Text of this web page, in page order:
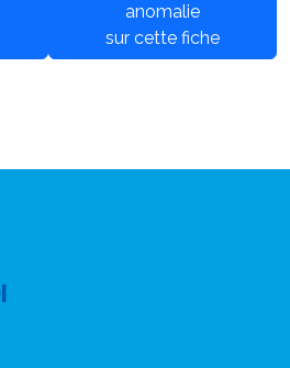
anomalie
sur cette fiche